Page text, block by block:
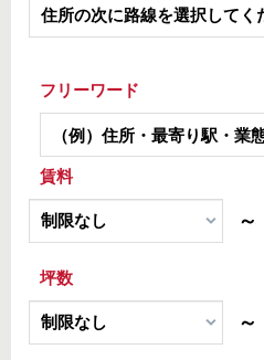
フリーワード
賃料
～
坪数
～